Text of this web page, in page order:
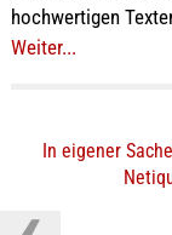
hochwertigen
Weiter...
In eigener Sache